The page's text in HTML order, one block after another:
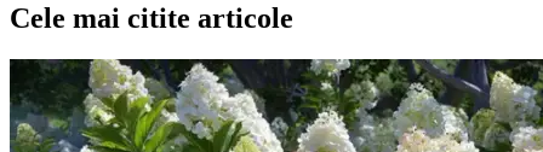
Cele mai citite articole